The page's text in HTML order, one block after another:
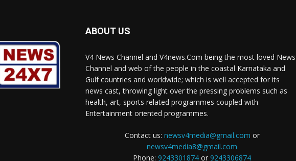
ABOUT US
V4 News Channel and V4news.Com being the most loved News
Channel and web of the people in the coastal Karnataka and
Gulf countries and worldwide; which is well accepted for its
news cast, throwing light over the pressing problems such as
health, art, sports related programmes coupled with
Entertainment oriented programmes.
Contact us: newsv4media@gmail.com or
newsv4media8@gmail.com
Phone: 9243301874 or 9243306874